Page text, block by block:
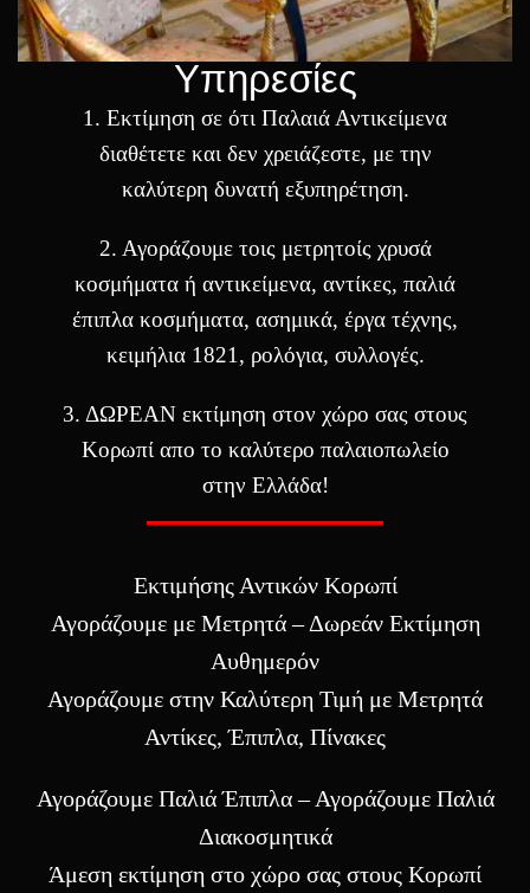
Υπηρεσίες
1. Eκτίμηση σε ότι Παλαιά Αντικείμενα
διαθέτετε και δεν χρειάζεστε, με την
καλύτερη δυνατή εξυπηρέτηση.
2. Αγοράζουμε τοις μετρητοίς χρυσά
κοσμήματα ή αντικείμενα, αντίκες, παλιά
έπιπλα κοσμήματα, ασημικά, έργα τέχνης,
κειμήλια 1821, ρολόγια, συλλογές.
3. ΔΩΡΕΑΝ εκτίμηση στον χώρο σας στους
Κορωπί απο το καλύτερο παλαιοπωλείο
στην Ελλάδα!
Εκτιμήσης Αντικών Κορωπί
Αγοράζουμε με Μετρητά – Δωρεάν Εκτίμηση
Αυθημερόν
Αγοράζουμε στην Καλύτερη Τιμή με Μετρητά
Αντίκες, Έπιπλα, Πίνακες
Αγοράζουμε Παλιά Έπιπλα – Αγοράζουμε Παλιά
Διακοσμητικά
Άμεση εκτίμηση στο χώρο σας στους Κορωπί